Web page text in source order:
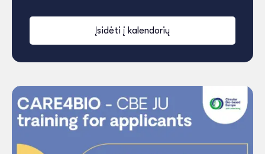
Įsidėti į kalendorių